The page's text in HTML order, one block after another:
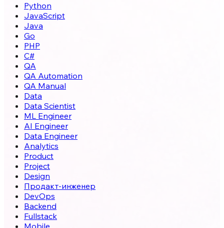
Python
JavaScript
Java
Go
PHP
C#
QA
QA Automation
QA Manual
Data
Data Scientist
ML Engineer
AI Engineer
Data Engineer
Analytics
Product
Project
Design
Продакт-инженер
DevOps
Backend
Fullstack